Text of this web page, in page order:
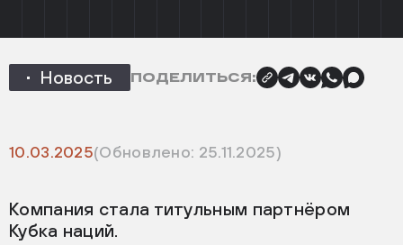
10.03.2025(Обновлено: 25.11.2025)
Компания стала титульным партнёром
Кубка наций.
Новость ПОДЕЛИТЬСЯ: